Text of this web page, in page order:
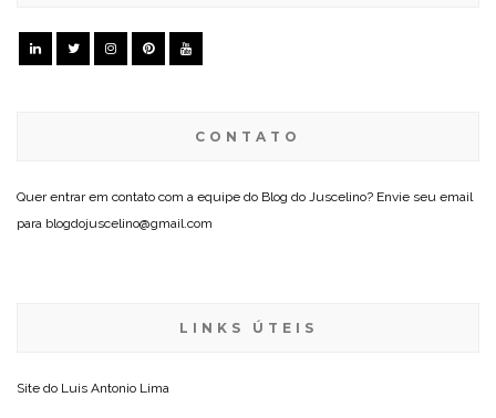
CONTATO
Quer entrar em contato com a equipe do Blog do Juscelino? Envie seu email
para blogdojuscelino@gmail.com
LINKS ÚTEIS
Site do Luis Antonio Lima